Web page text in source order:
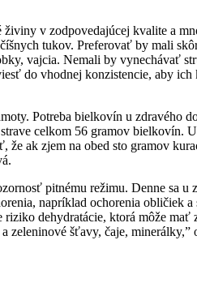
v zodpovedajúcej kvalite a
tukov. Preferovať by mali
vajcia. Nemali by vynechávať
do vhodnej konzistencie, aby
Potreba bielkovín u zdravého
celkom 56 gramov bielkovín.
ak zjem na obed sto gramov
pitnému režimu. Denne sa
napríklad ochorenia obličiek
dehydratácie, ktorá môže
šťavy, čaje, minerálky,”